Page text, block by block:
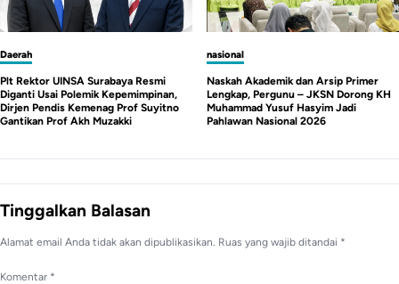
nasional
Naskah Akademik dan Arsip Primer
Lengkap, Pergunu – JKSN Dorong KH
Muhammad Yusuf Hasyim Jadi
Pahlawan Nasional 2026
Daerah
Mahasiswa Demo Kampus UINSA, Mosi
Tidak Percaya dan Desak Menteri
Agama Copot Plt Rektor Karena Cacat
Hukum
Tinggalkan Balasan
Alamat email Anda tidak akan dipublikasikan. Ruas yang wajib ditandai *
Komentar *